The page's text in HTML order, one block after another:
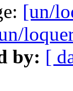
[un/
by: [